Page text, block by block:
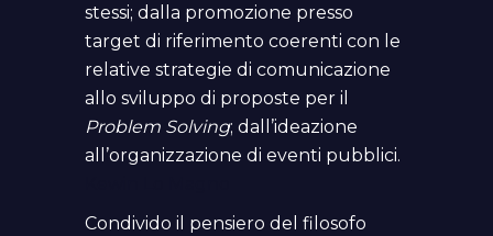
stessi; dalla promozione presso
target di riferimento coerenti con le
relative strategie di comunicazione
allo sviluppo di proposte per il
Problem Solving; dall’ideazione
all’organizzazione di eventi pubblici.
Condivido il pensiero del filosofo